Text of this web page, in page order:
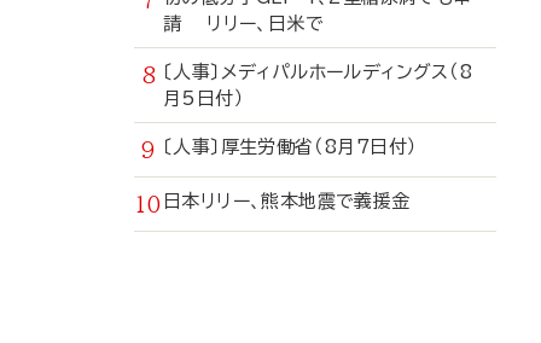
請 リリー、日米で
〔人事〕メディパルホールディングス（8
月5日付）
〔人事〕厚生労働省（8月7日付）
日本リリー、熊本地震で義援金